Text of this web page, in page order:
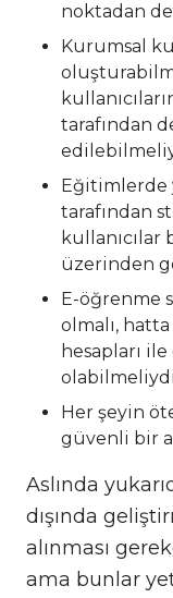
noktadan
Kurumsal
tarafından
Eğitimlerde
tarafından
kullanıcılar
üzerinden
E-öğrenme
olmalı,
hesapları
Her şeyin
güvenli bir
Aslında
dışında
alınması
ama bunlar